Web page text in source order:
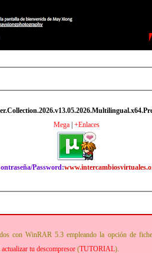
Mega +Enlaces
Password:
con WinRAR 5.3 empleando la opción de
actualizar tu descompresor (TUTORIAL).